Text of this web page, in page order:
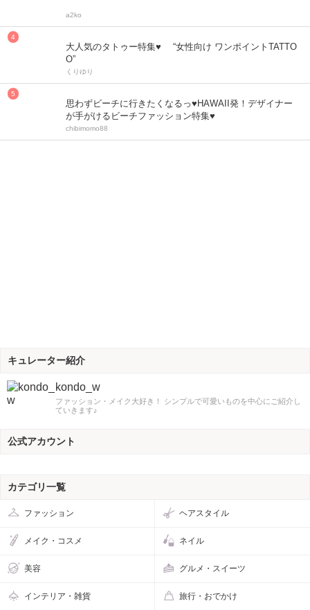
a2ko
大人気のタトゥー特集♥ “女性向け ワンポイントTATTO
O”
くりゆり
思わずビーチに行きたくなるっ♥HAWAII発！デザイナー
が手がけるビーチファッション特集♥
chibimomo88
キュレーター紹介
kondo_w
ファッション・メイク大好き！ シンプルで可愛いものを中心にご紹介し
ていきます♪
公式アカウント
カテゴリ一覧
ファッション ヘアスタイル
メイク・コスメ ネイル
美容 グルメ・スイーツ
インテリア・雑貨 旅行・おでかけ